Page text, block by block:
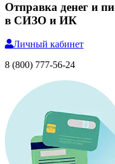
Отправка денег и
в СИЗО и ИК
Личный кабинет
8 (800) 777-56-24